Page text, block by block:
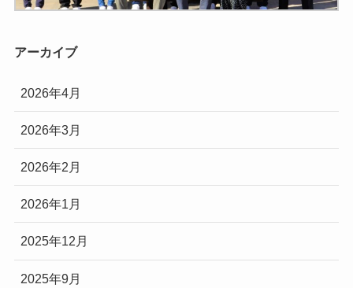
アーカイブ
2026年4月
2026年3月
2026年2月
2026年1月
2025年12月
2025年9月